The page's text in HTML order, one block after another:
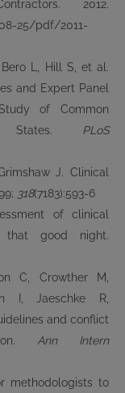
2012.
25/pdf/2011-
Bero L, Hill S, et al.
and Expert Panel
of Common
States. PLoS
J. Clinical
318(7183):593-6
of clinical
that good night.
C, Crowther M,
I, Jaeschke R,
and conflict
Ann Intern
methodologists to